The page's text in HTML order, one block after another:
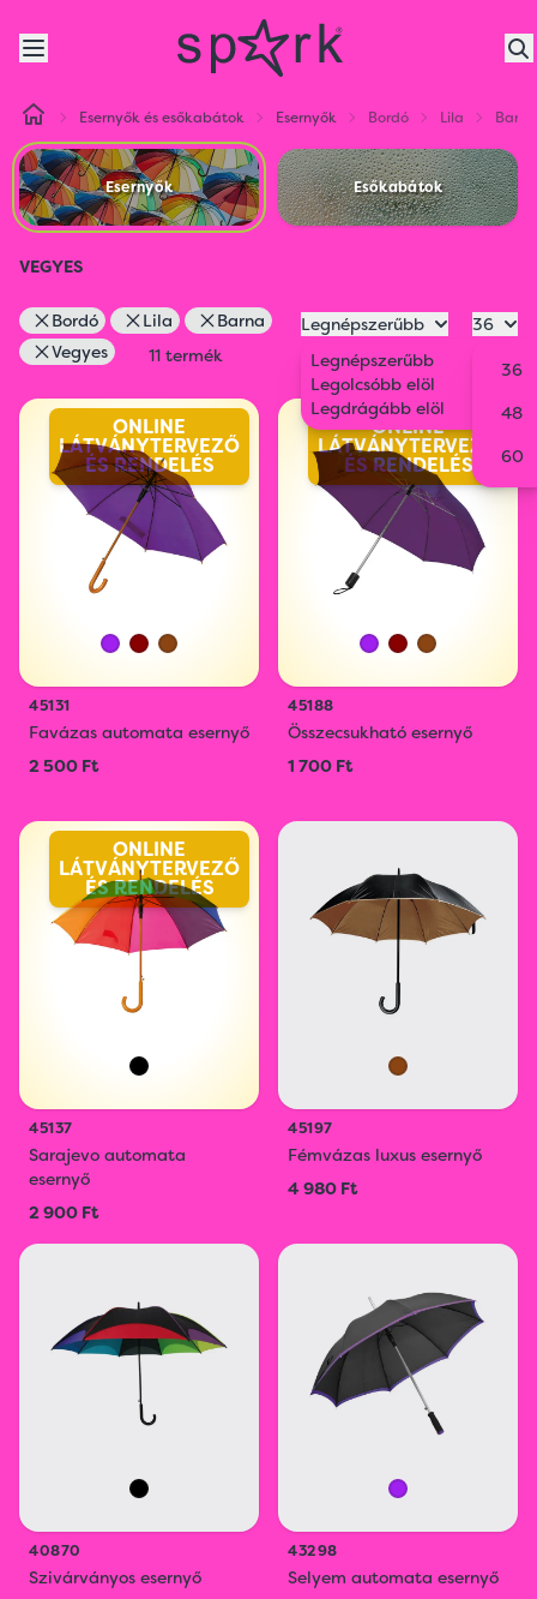
Esernyők és esőkabátok Esernyők Bordó Lila Barna
Esernyők Esőkabátok
VEGYES
Bordó Lila
Barna
Vegyes
11 termék
Legnépszerűbb
Legnépszerűbb
Legolcsóbb elöl
Legdrágább elöl
36
36
48
60
ONLINE
LÁTVÁNYTERVEZŐ
ÉS RENDELÉS
45131
Favázas automata esernyő
2 500 Ft
ONLINE
LÁTVÁNYTERVEZŐ
ÉS RENDELÉS
45188
Összecsukható esernyő
1 700 Ft
ONLINE
LÁTVÁNYTERVEZŐ
ÉS RENDELÉS
45137
Sarajevo automata
esernyő
2 900 Ft
45197
Fémvázas luxus esernyő
4 980 Ft
40870
Szivárványos esernyő
43298
Selyem automata esernyő